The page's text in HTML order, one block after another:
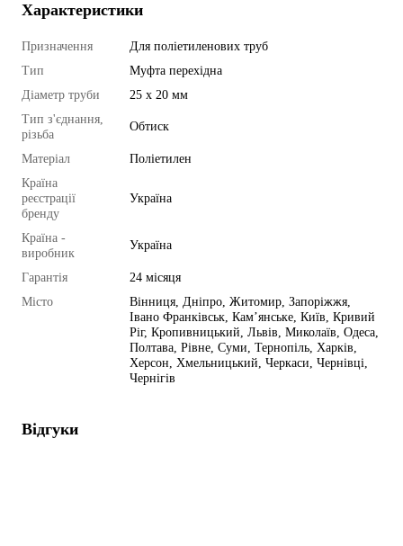
Характеристики
Призначення
Для поліетиленових труб
Тип
Муфта перехідна
Діаметр труби
25 х 20 мм
Тип з'єднання,
різьба
Обтиск
Матеріал
Поліетилен
Країна
реєстрації
бренду
Україна
Країна -
виробник
Україна
Гарантія
24 місяця
Місто
Вінниця, Дніпро, Житомир, Запоріжжя,
Івано Франківськ, Кам’янське, Київ, Кривий
Ріг, Кропивницький, Львів, Миколаїв, Одеса,
Полтава, Рівне, Суми, Тернопіль, Харків,
Херсон, Хмельницький, Черкаси, Чернівці,
Чернігів
Відгуки